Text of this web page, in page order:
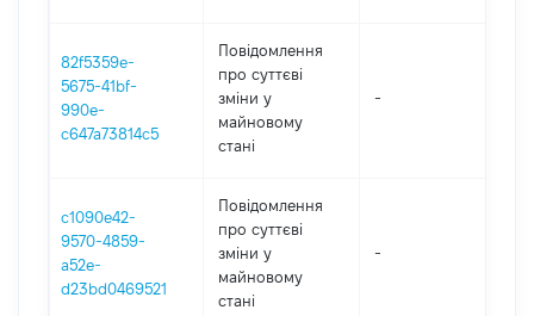
82f5359e-
5675-41bf-
990e-
c647a73814c5
Повідомлення
про суттєві
зміни y
майновому
стані
-
c1090e42-
9570-4859-
a52e-
d23bd0469521
Повідомлення
про суттєві
зміни y
майновому
стані
-